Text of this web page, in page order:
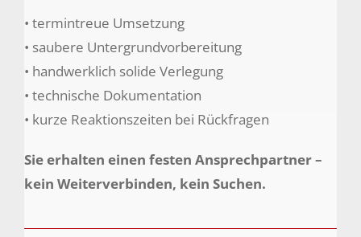
• termintreue Umsetzung
• saubere Untergrundvorbereitung
• handwerklich solide Verlegung
• technische Dokumentation
• kurze Reaktionszeiten bei Rückfragen
Sie erhalten einen festen Ansprechpartner –
kein Weiterverbinden, kein Suchen.